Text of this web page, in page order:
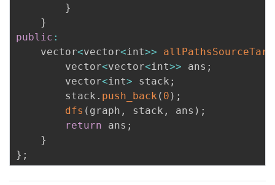
}
}
public :
    vector
<vector<int>>
        vector
<vector<int>> ans ;
        vector
<int> stack ;
        stack
. push_back ( 0 ) ;
dfs ( graph , stack , ans ) ;
return ans ;
}
} ;